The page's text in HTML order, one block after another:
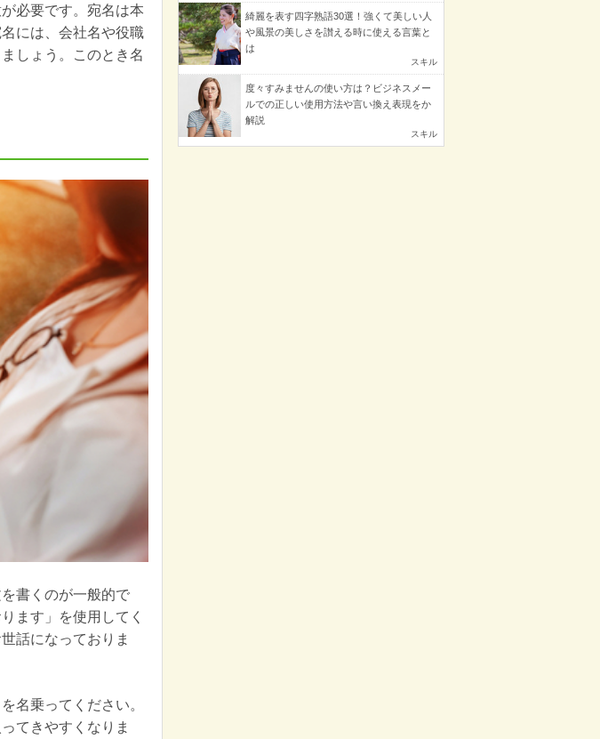
必要です。宛名は本
には、会社名や役職
しょう。このとき名
書くのが一般的で
ます」を使用してく
話になっておりま
名乗ってください。
てきやすくなりま
綺麗を表す四字熟語30選！強くて美しい人
や風景の美しさを讃える時に使える言葉と
は
スキル
度々すみませんの使い方は？ビジネスメー
ルでの正しい使用方法や言い換え表現をか
解説
スキル